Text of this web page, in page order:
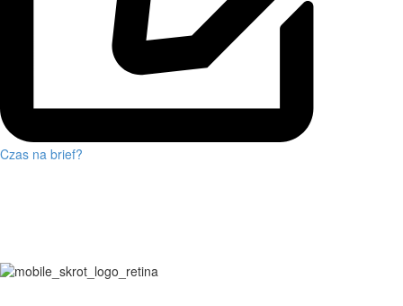
Czas na brief?